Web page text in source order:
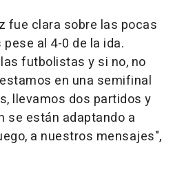
fue clara sobre las pocas
al 4-0 de la ida.
futbolistas y si no, no
en una semifinal
llevamos dos partidos y
se están adaptando a
a nuestros mensajes",